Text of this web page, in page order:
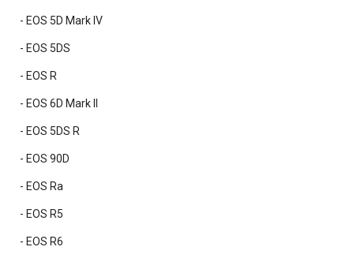
- EOS 5D Mark IV
- EOS 5DS
- EOS R
- EOS 6D Mark II
- EOS 5DS R
- EOS 90D
- EOS Ra
- EOS R5
- EOS R6